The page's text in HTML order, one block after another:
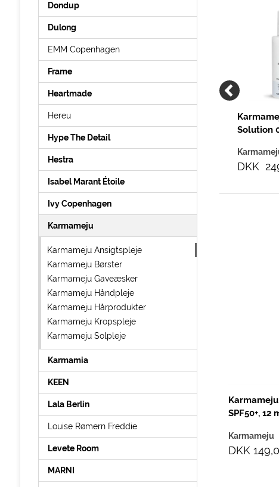
Dondup
Dulong
EMM Copenhagen
Frame
Heartmade
Hereu
Hype The Detail
Hestra
Isabel Marant Étoile
Ivy Copenhagen
Karmameju
Karmameju Ansigtspleje
Karmameju Børster
Karmameju Gaveæsker
Karmameju Håndpleje
Karmameju Hårprodukter
Karmameju Kropspleje
Karmameju Solpleje
Karmamia
KEEN
Lala Berlin
Louise Rømern Freddie
Levete Room
MARNI
30, 50 ml
Solution 02, 400 ml
Karmameju
Solution
DKK
SPF50+, 12
Karmameju
DKK